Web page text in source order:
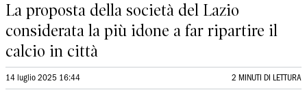
La proposta della società del Lazio
considerata la più idone a far ripartire il
calcio in città
14 luglio 2025 16:44 2 MINUTI DI LETTURA